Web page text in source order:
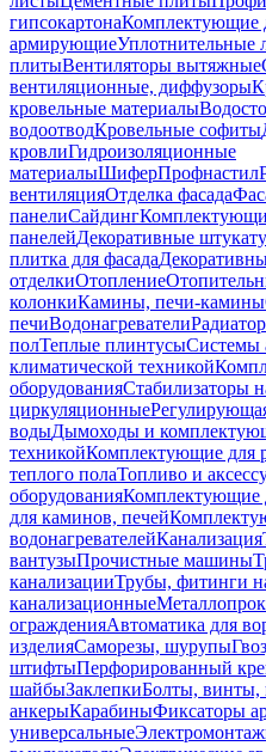
гипсокартонаКомплектующие
армирующиеУплотнительные
плитыВентиляторы вытяжные
вентиляционные, диффузоры
кровельные материалы
водоотводКровельные софиты
кровлиГидроизоляционные
материалыШиферПрофнастил
вентиляцияОтделка фасада
панелиСайдинг
панелейДекоративные
плитка для фасада
отделкиОтопление
колонкиКамины, печи-камины
печиВодонагреватели
полТеплые плинтусыСистемы
климатической техникой
оборудованияСтабилизаторы
циркуляционные
водыДымоходы и
техникойКомплектующие для
теплого полаТопливо и
оборудованияКомплектующие
для каминов, печей
водонагревателейКанализация
вантузыПрочистные машины
канализацииТрубы, фитинги
канализационные
огражденияАвтоматика для
изделияСаморезы, шурупы
штифтыПерфорированный
шайбыЗаклепкиБолты, винты,
анкерыКарабиныФиксаторы
универсальные